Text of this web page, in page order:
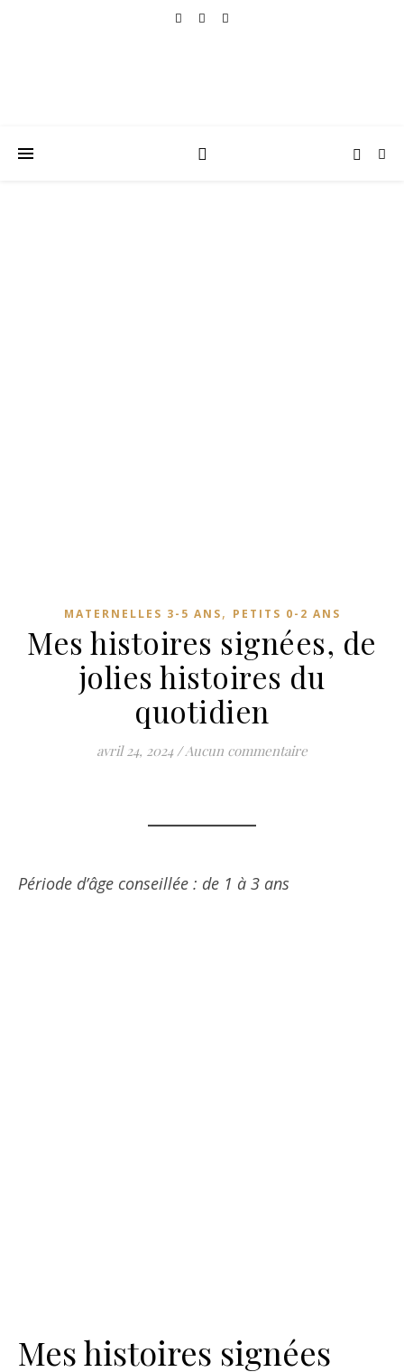
MATERNELLES 3-5 ANS, PETITS 0-2 ANS
Mes histoires signées, de
jolies histoires du
quotidien
avril 24, 2024 /Aucun commentaire
Période d’âge conseillée : de 1 à 3 ans
Mes histoires signées